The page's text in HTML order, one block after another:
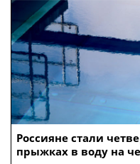
Россияне стали
прыжках в воду на